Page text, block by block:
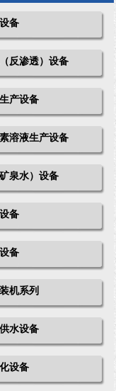
备
反渗透）设备
产设备
溶液生产设备
泉水）设备
备
备
机系列
水设备
设备